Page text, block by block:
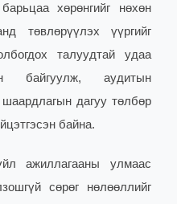
хөрөнгийг нөхөн
төвлөрүүлэх үүргийг
талуудтай удаа
байгуулж, аудитын
шаардлагын дагуу төлбөр
байна.
ажиллагааны улмаас
сөрөг нөлөөллийг